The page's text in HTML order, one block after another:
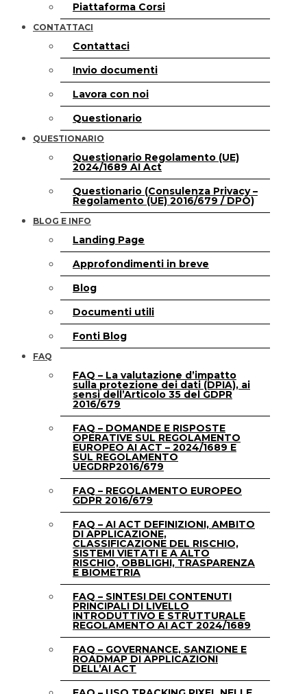
Piattaforma Corsi
CONTATTACI
Contattaci
Invio documenti
Lavora con noi
Questionario
QUESTIONARIO
Questionario Regolamento (UE)
2024/1689 AI Act
Questionario (Consulenza Privacy –
Regolamento (UE) 2016/679 / DPO)
BLOG E INFO
Landing Page
Approfondimenti in breve
Blog
Documenti utili
Fonti Blog
FAQ
FAQ – La valutazione d’impatto
sulla protezione dei dati (DPIA), ai
sensi dell’Articolo 35 del GDPR
2016/679
FAQ – DOMANDE E RISPOSTE
OPERATIVE SUL REGOLAMENTO
EUROPEO AI ACT – 2024/1689 E
SUL REGOLAMENTO
UEGDRP2016/679
FAQ – REGOLAMENTO EUROPEO
GDPR 2016/679
FAQ – AI ACT DEFINIZIONI, AMBITO
DI APPLICAZIONE,
CLASSIFICAZIONE DEL RISCHIO,
SISTEMI VIETATI E A ALTO
RISCHIO, OBBLIGHI, TRASPARENZA
E BIOMETRIA
FAQ – SINTESI DEI CONTENUTI
PRINCIPALI DI LIVELLO
INTRODUTTIVO E STRUTTURALE
REGOLAMENTO AI ACT 2024/1689
FAQ – GOVERNANCE, SANZIONE E
ROADMAP DI APPLICAZIONI
DELL’AI ACT